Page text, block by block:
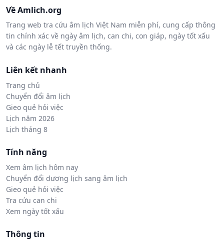
Về Amlich.org
Trang web tra cứu âm lịch Việt Nam miễn phí, cung cấp thông
tin chính xác về ngày âm lịch, can chi, con giáp, ngày tốt xấu
và các ngày lễ tết truyền thống.
Liên kết nhanh
Trang chủ
Chuyển đổi âm lịch
Gieo quẻ hỏi việc
Lịch năm 2026
Lịch tháng 8
Tính năng
Xem âm lịch hôm nay
Chuyển đổi dương lịch sang âm lịch
Gieo quẻ hỏi việc
Tra cứu can chi
Xem ngày tốt xấu
Thông tin